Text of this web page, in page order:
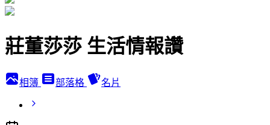
莊董莎莎 生活情報讚
相簿 部落格 名片